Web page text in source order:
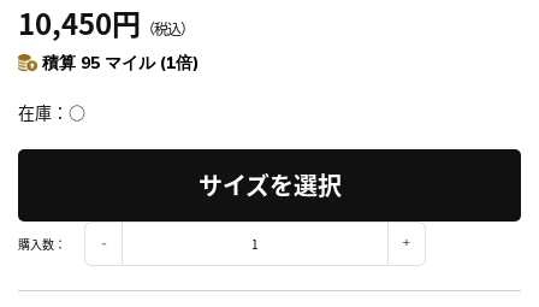
10,450円 （税込）
積算 95 マイル (1倍)
在庫 ○
サイズを選択
購入数：